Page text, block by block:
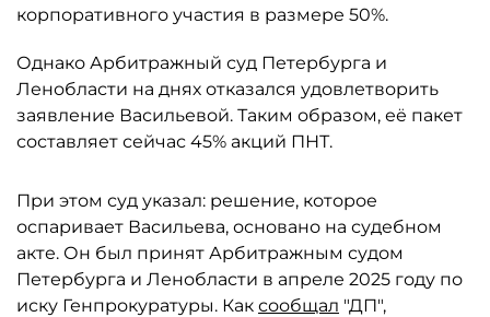
корпоративного участия в размере 50%.
Однако Арбитражный суд Петербурга и
Ленобласти на днях отказался удовлетворить
заявление Васильевой. Таким образом, её пакет
составляет сейчас 45% акций ПНТ.
При этом суд указал: решение, которое
оспаривает Васильева, основано на судебном
акте. Он был принят Арбитражным судом
Петербурга и Ленобласти в апреле 2025 году по
иску Генпрокуратуры. Как сообщал "ДП",